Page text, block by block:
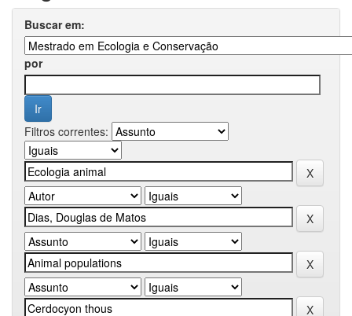
Buscar em:
por
Filtros correntes: